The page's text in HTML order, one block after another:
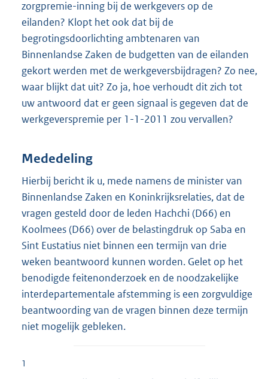
zorgpremie-inning bij de werkgevers op de
eilanden? Klopt het ook dat bij de
begrotingsdoorlichting ambtenaren van
Binnenlandse Zaken de budgetten van de eilanden
gekort werden met de werkgeversbijdragen? Zo nee,
waar blijkt dat uit? Zo ja, hoe verhoudt dit zich tot
uw antwoord dat er geen signaal is gegeven dat de
werkgeverspremie per 1-1-2011 zou vervallen?
Mededeling
Hierbij bericht ik u, mede namens de minister van
Binnenlandse Zaken en Koninkrijksrelaties, dat de
vragen gesteld door de leden Hachchi (D66) en
Koolmees (D66) over de belastingdruk op Saba en
Sint Eustatius niet binnen een termijn van drie
weken beantwoord kunnen worden. Gelet op het
benodigde feitenonderzoek en de noodzakelijke
interdepartementale afstemming is een zorgvuldige
beantwoording van de vragen binnen deze termijn
niet mogelijk gebleken.
1